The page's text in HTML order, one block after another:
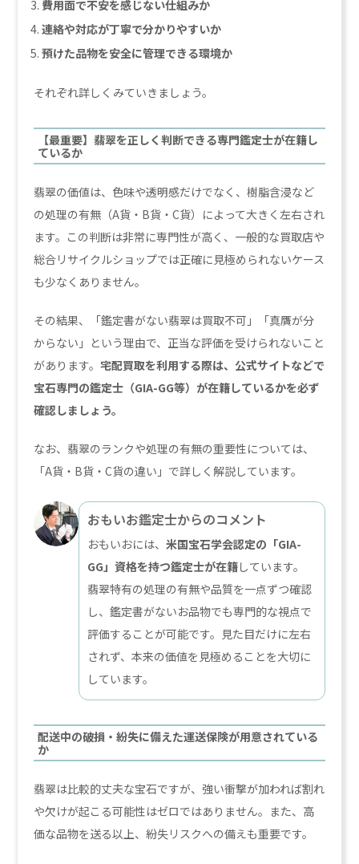
費用面で不安を感じない仕組みか
連絡や対応が丁寧で分かりやすいか
預けた品物を安全に管理できる環境か
それぞれ詳しくみていきましょう。
【最重要】翡翠を正しく判断できる専門鑑定士が在籍し
ているか
翡翠の価値は、色味や透明感だけでなく、樹脂含浸など
の処理の有無（A貨・B貨・C貨）によって大きく左右され
ます。この判断は非常に専門性が高く、一般的な買取店や
総合リサイクルショップでは正確に見極められないケース
も少なくありません。
その結果、「鑑定書がない翡翠は買取不可」「真贋が分
からない」という理由で、正当な評価を受けられないこと
があります。宅配買取を利用する際は、公式サイトなどで
宝石専門の鑑定士（GIA-GG等）が在籍しているかを必ず
確認しましょう。
なお、翡翠のランクや処理の有無の重要性については、
「A貨・B貨・C貨の違い」で詳しく解説しています。
おもいお鑑定士からのコメント
おもいおには、米国宝石学会認定の「GIA-
GG」資格を持つ鑑定士が在籍しています。
翡翠特有の処理の有無や品質を一点ずつ確認
し、鑑定書がないお品物でも専門的な視点で
評価することが可能です。見た目だけに左右
されず、本来の価値を見極めることを大切に
しています。
配送中の破損・紛失に備えた運送保険が用意されている
か
翡翠は比較的丈夫な宝石ですが、強い衝撃が加われば割れ
や欠けが起こる可能性はゼロではありません。また、高
価な品物を送る以上、紛失リスクへの備えも重要です。